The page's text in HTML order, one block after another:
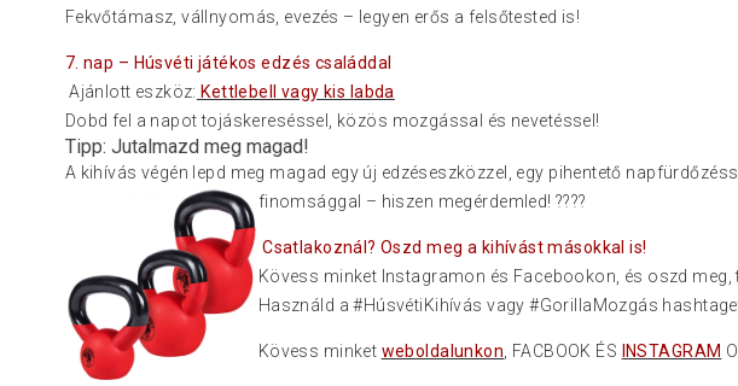
Fekvőtámasz, vállnyomás, evezés – legyen erős a felsőtested is!
7. nap – Húsvéti játékos edzés családdal
Ajánlott eszköz: Kettlebell vagy kis labda
Dobd fel a napot tojáskereséssel, közös mozgással és nevetéssel!
Tipp: Jutalmazd meg magad!
A kihívás végén lepd meg magad egy új edzéseszközzel, egy pihentető
finomsággal – hiszen megérdemled! ????
Csatlakoznál? Oszd meg a kihívást másokkal is!
Kövess minket Instagramon és Facebookon, és oszd
Használd a #HúsvétiKihívás vagy #GorillaMozgás
Kövess minket weboldalunkon, FACBOOK ÉS INSTAGRAM